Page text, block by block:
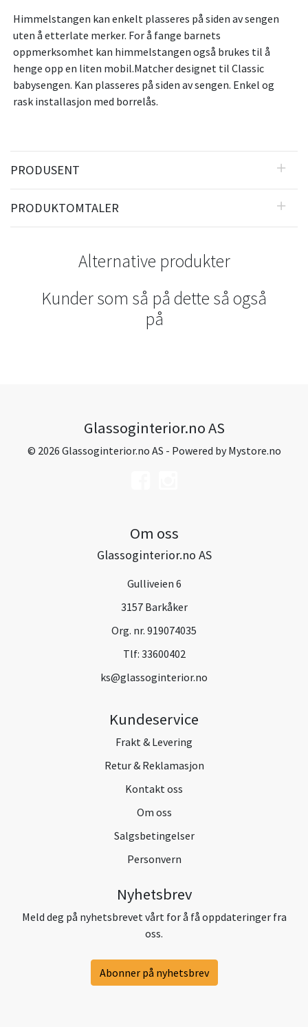
Himmelstangen kan enkelt plasseres på siden av sengen
uten å etterlate merker. For å fange barnets
oppmerksomhet kan himmelstangen også brukes til å
henge opp en liten mobil.Matcher designet til Classic
babysengen. Kan plasseres på siden av sengen. Enkel og
rask installasjon med borrelås.
PRODUSENT
PRODUKTOMTALER
Alternative produkter
Kunder som så på dette så også
på
Glassoginterior.no AS
© 2026 Glassoginterior.no AS - Powered byMystore.no
Om oss
Glassoginterior.no AS
Gulliveien 6
3157 Barkåker
Org. nr. 919074035
Tlf: 33600402
ks@glassoginterior.no
Kundeservice
Frakt & Levering
Retur & Reklamasjon
Kontakt oss
Om oss
Salgsbetingelser
Personvern
Nyhetsbrev
Meld deg på nyhetsbrevet vårt for å få oppdateringer fra
oss.
Abonner på nyhetsbrev